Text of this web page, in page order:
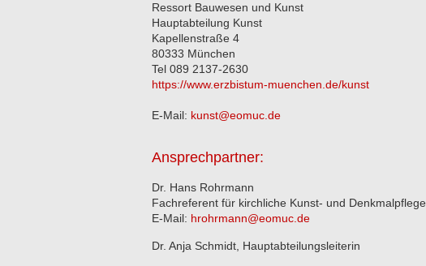
Ressort Bauwesen und Kunst
Hauptabteilung Kunst
Kapellenstraße 4
80333 München
Tel 089 2137-2630
https://www.erzbistum-muenchen.de/kunst
E-Mail: kunst@eomuc.de
Ansprechpartner:
Dr. Hans Rohrmann
Fachreferent für kirchliche Kunst- und Denkmalpflege
E-Mail: hrohrmann@eomuc.de
Dr. Anja Schmidt, Hauptabteilungsleiterin